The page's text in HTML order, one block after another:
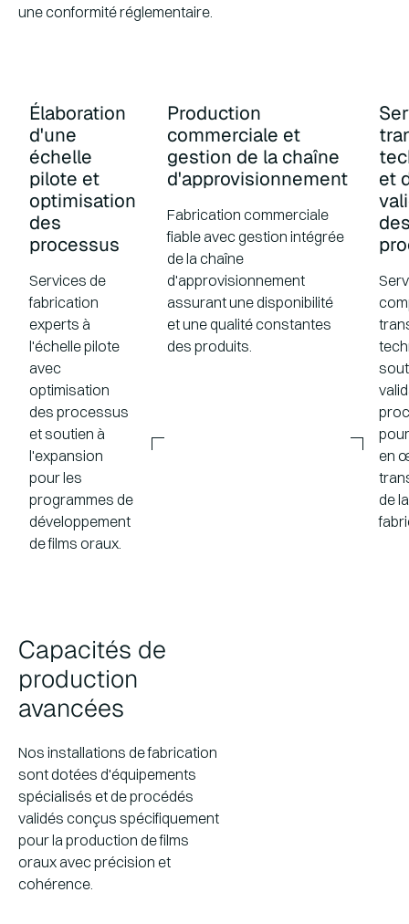
une conformité réglementaire.
Élaboration
d'une
échelle
pilote et
optimisation
des
processus
Services de
fabrication
experts à
l'échelle pilote
avec
optimisation
des processus
et soutien à
l'expansion
pour les
programmes de
développement
de films oraux.
Production
commerciale et
gestion de la chaîne
d'approvisionnement
Fabrication commerciale
fiable avec gestion intégrée
de la chaîne
d'approvisionnement
assurant une disponibilité
et une qualité constantes
des produits.
et
en
de la
Capacités de
production
avancées
Nos installations de fabrication
sont dotées d'équipements
spécialisés et de procédés
validés conçus spécifiquement
pour la production de films
oraux avec précision et
cohérence.